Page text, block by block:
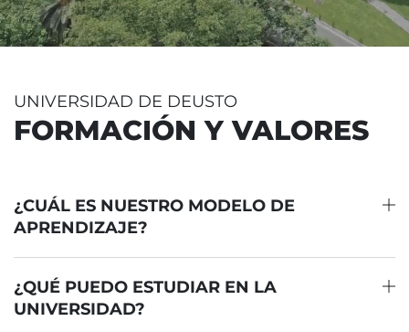
UNIVERSIDAD DE DEUSTO
FORMACIÓN Y VALORES
¿CUÁL ES NUESTRO MODELO DE
APRENDIZAJE?
¿QUÉ PUEDO ESTUDIAR EN LA
UNIVERSIDAD?